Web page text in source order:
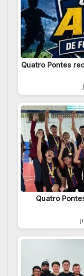
Quatro Pontes
Quatro